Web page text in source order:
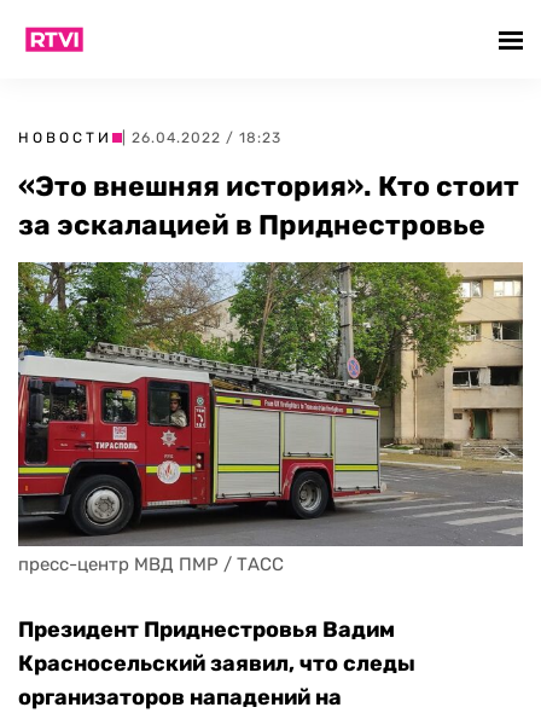
НОВОСТИ | 26.04.2022 / 18:23
«Это внешняя история». Кто стоит
за эскалацией в Приднестровье
пресс-центр МВД ПМР / ТАСС
Президент Приднестровья Вадим
Красносельский заявил, что следы
организаторов нападений на